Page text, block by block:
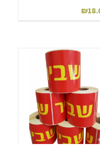
₪